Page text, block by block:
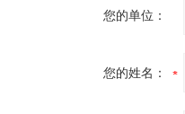
您的单位：
您的姓名：